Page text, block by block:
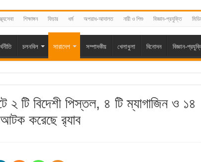
শিক্ষাঙ্গন ফিচার ধর্ম অপরাধ-আদালত নারী ও শিশু বিজ্ঞান-প্রযুক্তি
চলনবিল সারাদেশ সম্পাদকীয় খেলাধুলা বিনোদন বিজ্ঞান-
২ টি বিদেশী পিস্তল, ৪ টি ম্যাগাজিন ও ১৪
করেছে র‌্যাব